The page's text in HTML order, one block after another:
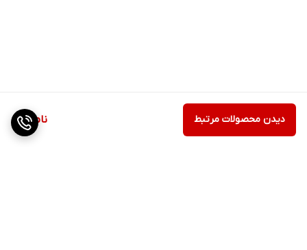
ناموجود دیدن محصولات مرتبط